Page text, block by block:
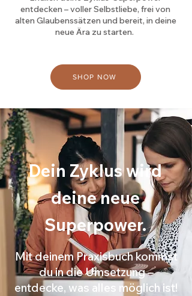
entdecken – voller Selbstliebe, frei von
alten Glaubenssätzen und bereit, in deine
neue Ära zu starten.
SHOP NOW
Dein Zyklus wird
deine neue
Superpower.
Mit deinem Praxisbuch kommst
du in die Umsetzung –
entdecke, was alles möglich ist!